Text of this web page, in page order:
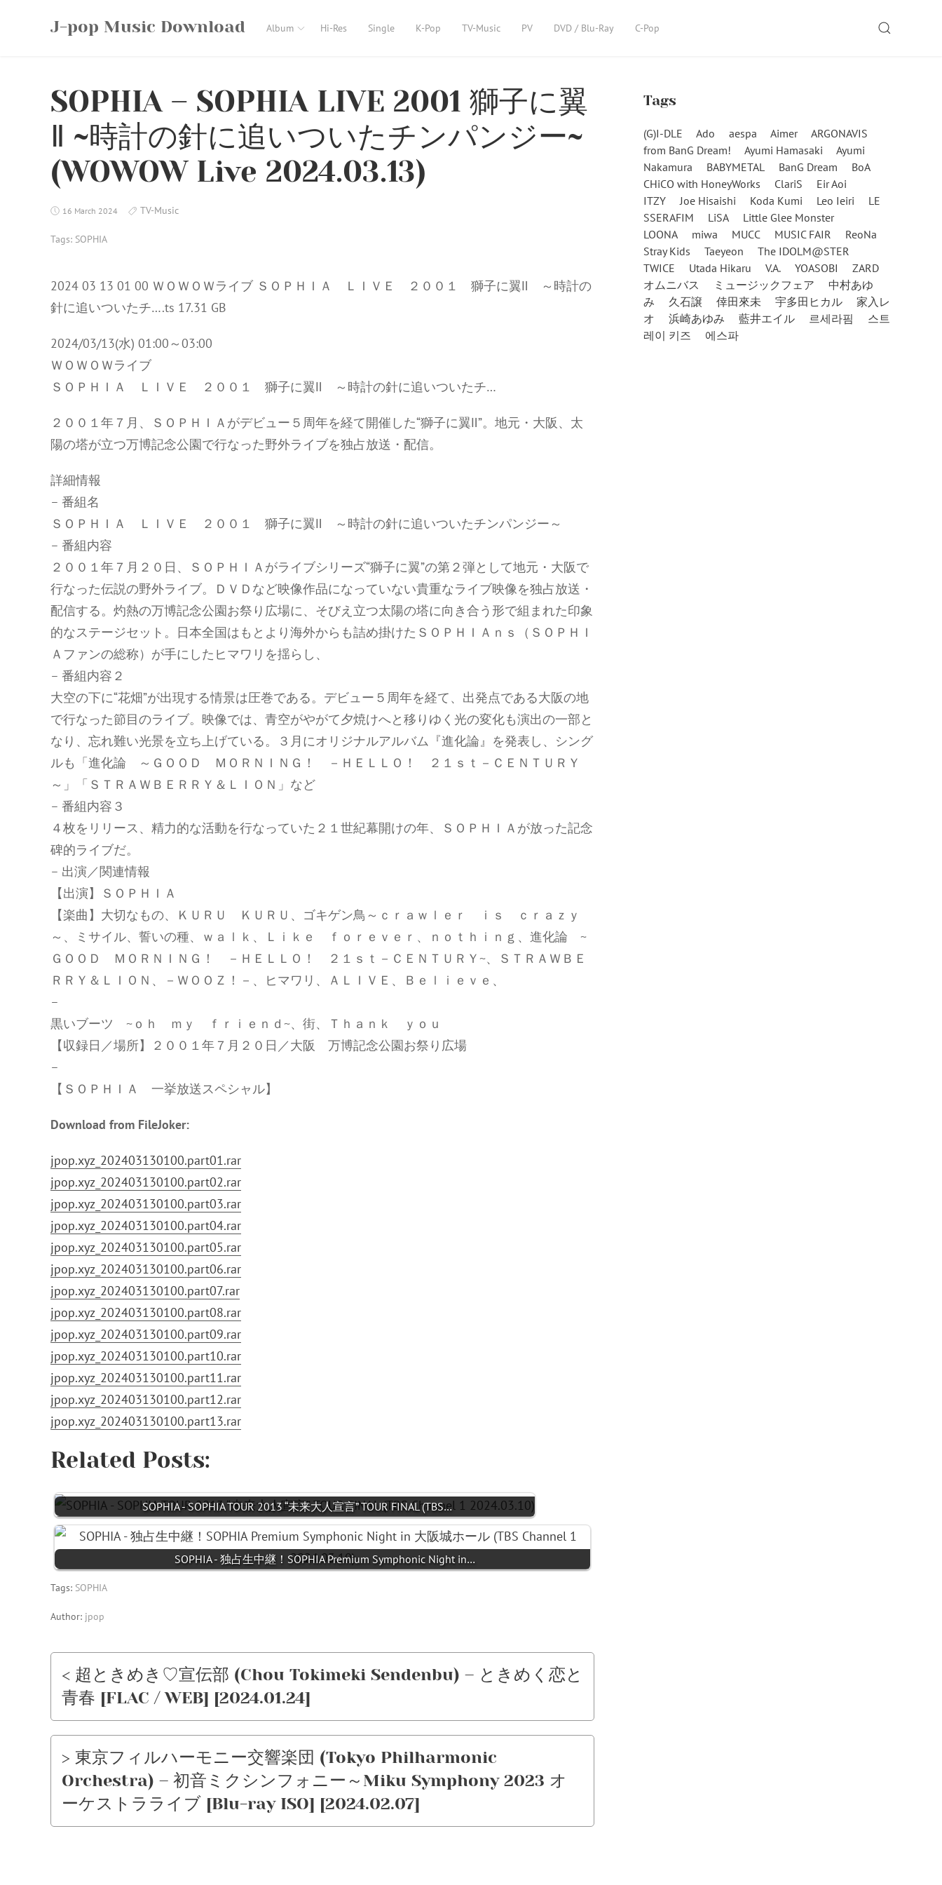
J-pop Music Download Album Hi-Res Single K-Pop TV-Music PV DVD / Blu-Ray C-Pop SEARCH
SOPHIA – SOPHIA LIVE 2001 獅子に翼
Ⅱ ~時計の針に追いついたチンパンジー~
(WOWOW Live 2024.03.13)
16 March 2024 TV-Music
Tags: SOPHIA
2024 03 13 01 00 ＷＯＷＯＷライブ ＳＯＰＨＩＡ ＬＩＶＥ ２００１ 獅子に翼Ⅱ ～時計の
針に追いついたチ….ts 17.31 GB
2024/03/13(水) 01:00～03:00
ＷＯＷＯＷライブ
ＳＯＰＨＩＡ ＬＩＶＥ ２００１ 獅子に翼Ⅱ ～時計の針に追いついたチ…
２００１年７月、ＳＯＰＨＩＡがデビュー５周年を経て開催した“獅子に翼Ⅱ”。地元・大阪、太
陽の塔が立つ万博記念公園で行なった野外ライブを独占放送・配信。
詳細情報
– 番組名
ＳＯＰＨＩＡ ＬＩＶＥ ２００１ 獅子に翼Ⅱ ～時計の針に追いついたチンパンジー～
– 番組内容
２００１年７月２０日、ＳＯＰＨＩＡがライブシリーズ“獅子に翼”の第２弾として地元・大阪で
行なった伝説の野外ライブ。ＤＶＤなど映像作品になっていない貴重なライブ映像を独占放送・
配信する。灼熱の万博記念公園お祭り広場に、そびえ立つ太陽の塔に向き合う形で組まれた印象
的なステージセット。日本全国はもとより海外からも詰め掛けたＳＯＰＨＩＡｎｓ（ＳＯＰＨＩ
Ａファンの総称）が手にしたヒマワリを揺らし、
– 番組内容２
大空の下に“花畑”が出現する情景は圧巻である。デビュー５周年を経て、出発点である大阪の地
で行なった節目のライブ。映像では、青空がやがて夕焼けへと移りゆく光の変化も演出の一部と
なり、忘れ難い光景を立ち上げている。３月にオリジナルアルバム『進化論』を発表し、シング
ルも「進化論 ～ＧＯＯＤ ＭＯＲＮＩＮＧ！ －ＨＥＬＬＯ！ ２１ｓｔ－ＣＥＮＴＵＲＹ
～」「ＳＴＲＡＷＢＥＲＲＹ＆ＬＩＯＮ」など
– 番組内容３
４枚をリリース、精力的な活動を行なっていた２１世紀幕開けの年、ＳＯＰＨＩＡが放った記念
碑的ライブだ。
– 出演／関連情報
【出演】ＳＯＰＨＩＡ
【楽曲】大切なもの、ＫＵＲＵ ＫＵＲＵ、ゴキゲン鳥～ｃｒａｗｌｅｒ ｉｓ ｃｒａｚｙ
～、ミサイル、誓いの種、ｗａｌｋ、Ｌｉｋｅ ｆｏｒｅｖｅｒ、ｎｏｔｈｉｎｇ、進化論 ~
ＧＯＯＤ ＭＯＲＮＩＮＧ！ －ＨＥＬＬＯ！ ２１ｓｔ－ＣＥＮＴＵＲＹ~、ＳＴＲＡＷＢＥ
ＲＲＹ＆ＬＩＯＮ、－ＷＯＯＺ！－、ヒマワリ、ＡＬＩＶＥ、Ｂｅｌｉｅｖｅ、
–
黒いブーツ ~ｏｈ ｍｙ ｆｒｉｅｎｄ~、街、Ｔｈａｎｋ ｙｏｕ
【収録日／場所】２００１年７月２０日／大阪 万博記念公園お祭り広場
–
【ＳＯＰＨＩＡ 一挙放送スペシャル】
Download from FileJoker:
jpop.xyz_202403130100.part01.rar
jpop.xyz_202403130100.part02.rar
jpop.xyz_202403130100.part03.rar
jpop.xyz_202403130100.part04.rar
jpop.xyz_202403130100.part05.rar
jpop.xyz_202403130100.part06.rar
jpop.xyz_202403130100.part07.rar
jpop.xyz_202403130100.part08.rar
jpop.xyz_202403130100.part09.rar
jpop.xyz_202403130100.part10.rar
jpop.xyz_202403130100.part11.rar
jpop.xyz_202403130100.part12.rar
jpop.xyz_202403130100.part13.rar
Related Posts:
SOPHIA - SOPHIA TOUR 2013 “未来大人宣言” TOUR FINAL (TBS…
SOPHIA - 独占生中継！SOPHIA Premium Symphonic Night in…
Tags: SOPHIA
Author: jpop
< 超ときめき♡宣伝部 (Chou Tokimeki Sendenbu) – ときめく恋と
青春 [FLAC / WEB] [2024.01.24]
> 東京フィルハーモニー交響楽団 (Tokyo Philharmonic
Orchestra) – 初音ミクシンフォニー～Miku Symphony 2023 オ
ーケストラライブ [Blu-ray ISO] [2024.02.07]
Tags
(G)I-DLE Ado aespa Aimer
ARGONAVIS
from BanG Dream!
Ayumi Hamasaki
Ayumi
Nakamura
BABYMETAL BanG Dream
BoA
CHiCO with HoneyWorks
ClariS
Eir Aoi
ITZY
Joe Hisaishi Koda Kumi Leo Ieiri
LE
SSERAFIM
LiSA
Little Glee Monster
LOONA
miwa MUCC MUSIC FAIR
ReoNa
Stray Kids
Taeyeon
The IDOLM@STER
TWICE
Utada Hikaru V.A. YOASOBI
ZARD
オムニバス
ミュージックフェア
中村あゆ
み
久石譲 倖田來未 宇多田ヒカル
家入レ
オ
浜崎あゆみ 藍井エイル 르세라핌
스트
레이 키즈
에스파